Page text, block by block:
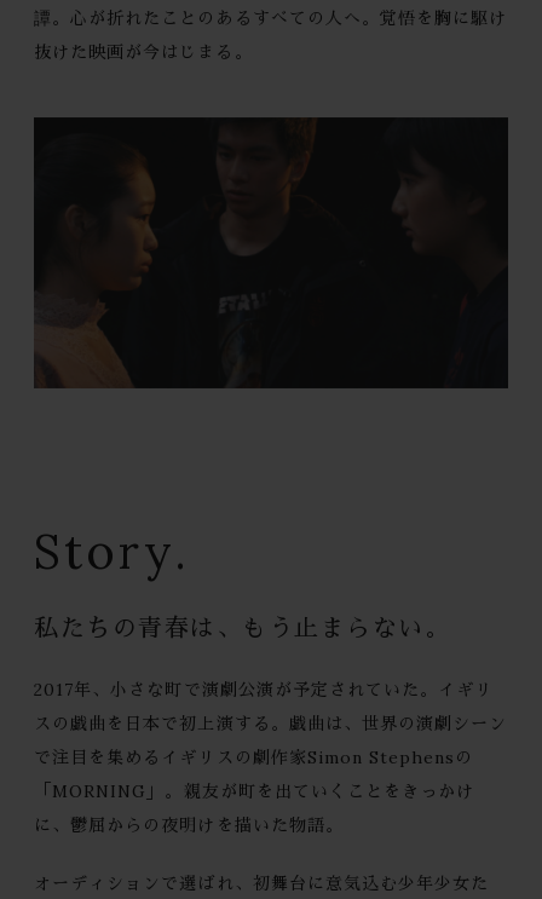
譚。心が折れたことのあるすべての人へ。覚悟を胸に駆け
抜けた映画が今はじまる。
Story.
私たちの青春は、 もう止まらない。
2017年、小さな町で演劇公演が予定されていた。 イギリ
スの戯曲を日本で初上演する。 戯曲は、世界の演劇シーン
で注目を集める イギリスの劇作家Simon Stephensの
「MORNING」。 親友が町を出ていくことをきっかけ
に、 鬱屈からの夜明けを描いた物語。
オーディションで選ばれ、 初舞台に意気込む少年少女た